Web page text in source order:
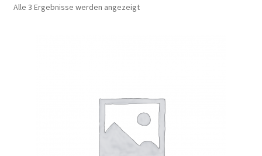
Warenkorb
Alle 3 Ergebnisse werden angezeigt